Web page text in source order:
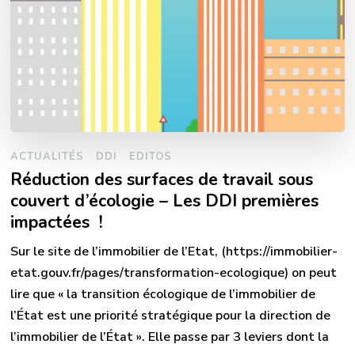
ACTUALITÉS DDI EDITOS
Réduction des surfaces de travail sous
couvert d’écologie – Les DDI premières
impactées !
Sur le site de l’immobilier de l’Etat, (https://immobilier-
etat.gouv.fr/pages/transformation-ecologique) on peut
lire que « la transition écologique de l’immobilier de
l’État est une priorité stratégique pour la direction de
l’immobilier de l’État ». Elle passe par 3 leviers dont la